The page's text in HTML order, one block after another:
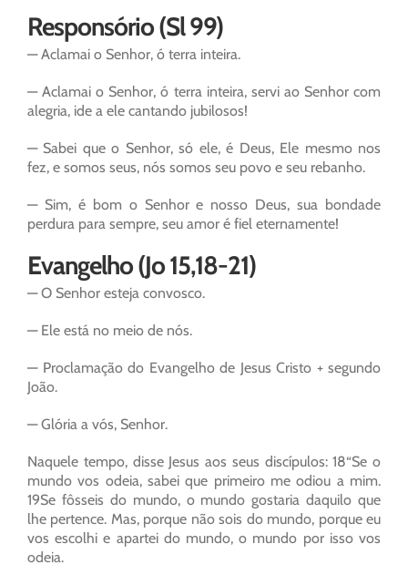
Responsório (Sl 99)
— Aclamai o Senhor, ó terra inteira.
— Aclamai o Senhor, ó terra inteira, servi ao Senhor com
alegria, ide a ele cantando jubilosos!
— Sabei que o Senhor, só ele, é Deus, Ele mesmo nos
fez, e somos seus, nós somos seu povo e seu rebanho.
— Sim, é bom o Senhor e nosso Deus, sua bondade
perdura para sempre, seu amor é fiel eternamente!
Evangelho (Jo 15,18-21)
— O Senhor esteja convosco.
— Ele está no meio de nós.
— Proclamação do Evangelho de Jesus Cristo + segundo
João.
— Glória a vós, Senhor.
Naquele tempo, disse Jesus aos seus discípulos: 18“Se o
mundo vos odeia, sabei que primeiro me odiou a mim.
19Se fôsseis do mundo, o mundo gostaria daquilo que
lhe pertence. Mas, porque não sois do mundo, porque eu
vos escolhi e apartei do mundo, o mundo por isso vos
odeia.